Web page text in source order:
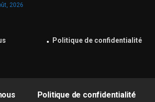
2026
Politique de confidentialité
Politique de confidentialité